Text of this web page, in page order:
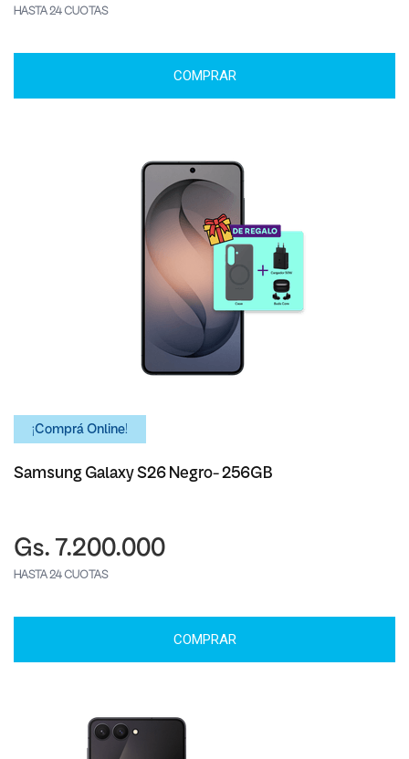
HASTA 24 CUOTAS
COMPRAR
¡Comprá Online!
Samsung Galaxy S26 Negro- 256GB
Gs. 7.200.000
HASTA 24 CUOTAS
COMPRAR